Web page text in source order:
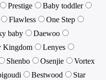
Prestige
Baby toddler
Flawless
One Step
baby
Daewoo
Kingdom
Lenyes
Shenbo Osenjie
Vortex
Bestwood
Star